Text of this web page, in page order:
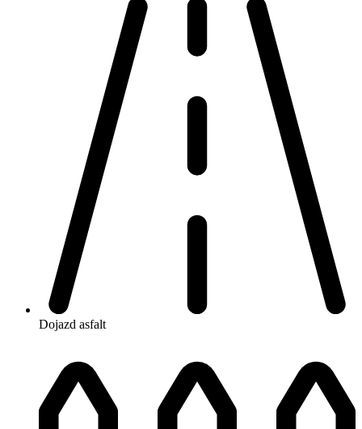
Dojazd asfalt